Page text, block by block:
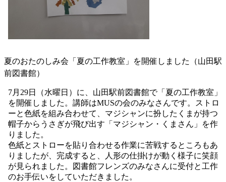
夏のおたのしみ会「夏の工作教室」を開催しました（山田駅
前図書館）
7月29日（水曜日）に、山田駅前図書館で「夏の工作教室」
を開催しました。講師はMUSの会のみなさんです。ストロ
ーと色紙を組み合わせて、マジシャンに扮したくまが持つ
帽子からうさぎが飛び出す「マジシャン・くまさん」を作
りました。
色紙とストローを貼り合わせる作業に苦戦するところもあ
りましたが、完成すると、人形の仕掛けが動く様子に笑顔
が見られました。図書館フレンズのみなさんに受付と工作
のお手伝いをしていただきました。